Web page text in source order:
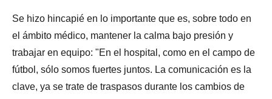
Se hizo hincapié en lo importante que es, sobre todo en
el ámbito médico, mantener la calma bajo presión y
trabajar en equipo: "En el hospital, como en el campo de
fútbol, sólo somos fuertes juntos. La comunicación es la
clave, ya se trate de traspasos durante los cambios de